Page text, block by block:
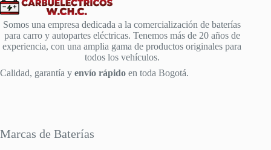
Somos una empresa dedicada a la comercialización de baterías
para carro y autopartes eléctricas. Tenemos más de 20 años de
experiencia, con una amplia gama de productos originales para
todos los vehículos.
Calidad, garantía y envío rápido en toda Bogotá.
Marcas de Baterías